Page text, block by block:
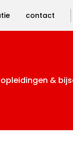
contact
opleidingen &